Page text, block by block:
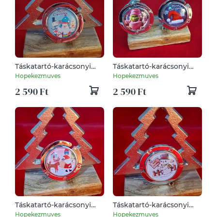
Táskatartó-karácsonyi
mintás, Merry Christmas
Hopekezmuves
2 590 Ft
Táskatartó-karácsonyi
mintás, mikulás, télapós
sapka
Hopekezmuves
2 590 Ft
Táskatartó-karácsonyi
mintás, télapó-
Hopekezmuves
Táskatartó-karácsonyi
mintás, Hóember
Hopekezmuves